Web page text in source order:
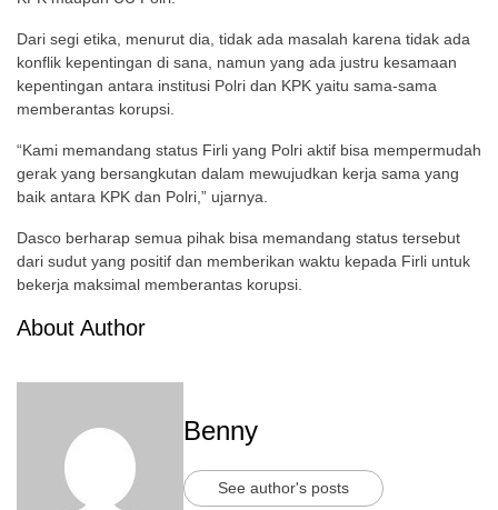
Dari segi etika, menurut dia, tidak ada masalah karena tidak ada
konflik kepentingan di sana, namun yang ada justru kesamaan
kepentingan antara institusi Polri dan KPK yaitu sama-sama
memberantas korupsi.
“Kami memandang status Firli yang Polri aktif bisa mempermudah
gerak yang bersangkutan dalam mewujudkan kerja sama yang
baik antara KPK dan Polri,” ujarnya.
Dasco berharap semua pihak bisa memandang status tersebut
dari sudut yang positif dan memberikan waktu kepada Firli untuk
bekerja maksimal memberantas korupsi.
About Author
Benny
See author's posts